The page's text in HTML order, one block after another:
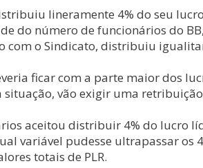
lineramente 4% do seu
do número de funcionários do BB,
com o Sindicato, distribuiu
ficar com a parte maior dos
vão exigir uma
aceitou distribuir 4% do lucro
variável pudesse ultrapassar os
totais de PLR.